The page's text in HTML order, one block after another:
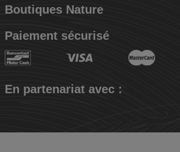
Boutiques Nature
Paiement sécurisé
En partenariat avec :